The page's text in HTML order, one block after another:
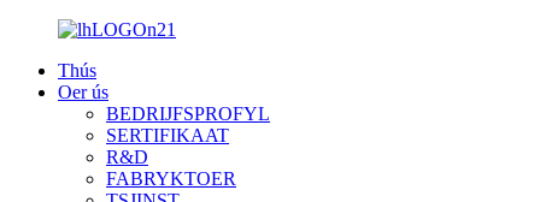
Thús
Oer ús
BEDRIJFSPROFYL
SERTIFIKAAT
R&D
FABRYKTOER